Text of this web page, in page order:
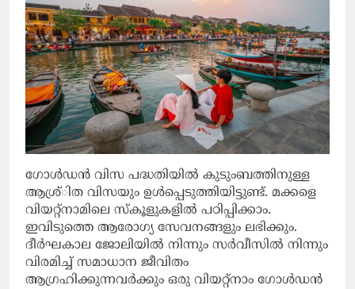
ഗോള്‍ഡന്‍ വിസ പദ്ധതിയില്‍ കുടുംബത്തിനുള്ള
ആശ്ര്ിത വിസയും ഉള്‍പ്പെടുത്തിയിട്ടുണ്ട്. മക്കളെ
വിയറ്റ്‌നാമിലെ സ്‌കൂളുകളില്‍ പഠിപ്പിക്കാം.
ഇവിടുത്തെ ആരോഗ്യ സേവനങ്ങളും ലഭിക്കും.
ദീര്‍ഘകാല ജോലിയില്‍ നിന്നും സര്‍വീസില്‍ നിന്നും
വിരമിച്ച് സമാധാന ജീവിതം
ആഗ്രഹിക്കുന്നവര്‍ക്കും ഒരു വിയറ്റ്‌നാം ഗോള്‍ഡന്‍